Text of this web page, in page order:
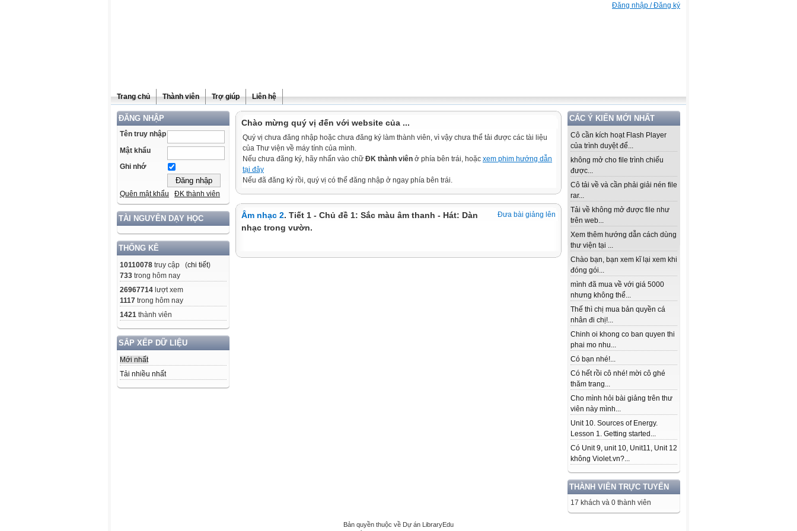
Đăng nhập / Đăng ký
Trang chủ Thành viên Trợ giúp Liên hệ
ĐĂNG NHẬP
Tên truy nhập
Mật khẩu
Ghi nhớ
Quên mật khẩu ĐK thành viên
TÀI NGUYÊN DẠY HỌC
THỐNG KÊ
10110078 truy cập (chi tiết)
733 trong hôm nay
26967714 lượt xem
1117 trong hôm nay
1421 thành viên
SẮP XẾP DỮ LIỆU
Mới nhất
Tải nhiều nhất
CÁC Ý KIẾN MỚI NHẤT
Cô cần kích hoạt Flash Player
của trình duyệt để...
không mở cho file trình chiếu
được...
Cô tải về và cần phải giải nén file
rar...
Tải về không mở được file như
trên web...
Xem thêm hướng dẫn cách dùng
thư viện tại ...
Chào bạn, bạn xem kĩ lại xem khi
đóng gói...
mình đã mua về với giá 5000
nhưng không thể...
Thế thì chị mua bản quyền cá
nhân đi chị!...
Chinh oi khong co ban quyen thi
phai mo nhu...
Có bạn nhé!...
Có hết rồi cô nhé! mời cô ghé
thăm trang...
Cho mình hỏi bài giảng trên thư
viên này mình...
Unit 10. Sources of Energy.
Lesson 1. Getting started...
Có Unit 9, unit 10, Unit11, Unit 12
không Violet.vn?...
THÀNH VIÊN TRỰC TUYẾN
17 khách và 0 thành viên
Chào mừng quý vị đến với website của ...
Quý vị chưa đăng nhập hoặc chưa đăng ký làm thành viên, vì vậy chưa thể tải được các tài liệu
của Thư viện về máy tính của mình.
Nếu chưa đăng ký, hãy nhấn vào chữ ĐK thành viên ở phía bên trái, hoặc xem phim hướng dẫn
tại đây
Nếu đã đăng ký rồi, quý vị có thể đăng nhập ở ngay phía bên trái.
Đưa bài giảng lên
Âm nhạc 2. Tiết 1 - Chủ đề 1: Sắc màu âm thanh - Hát: Dàn
nhạc trong vườn.
Bản quyền thuộc về Dự án LibraryEdu